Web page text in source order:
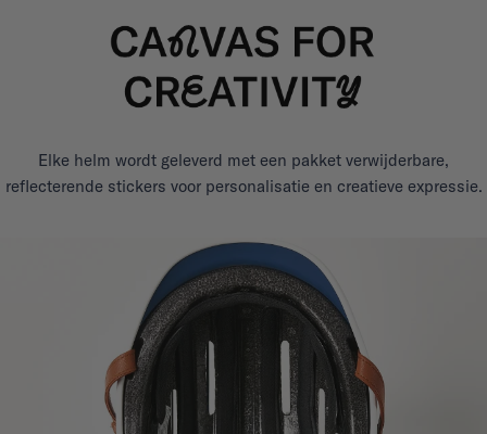
Elke helm wordt geleverd met een pakket verwijderbare,
reflecterende stickers voor personalisatie en creatieve expressie.